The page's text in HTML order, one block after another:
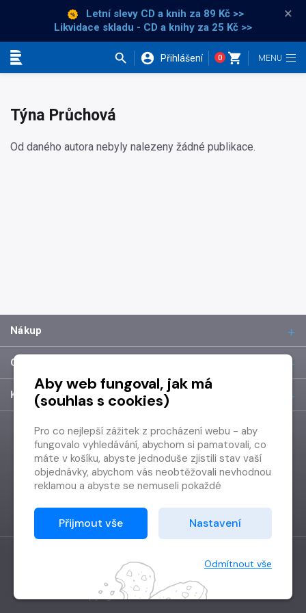
Letní slevy CD a knih za 89 Kč >>
Likvidace skladu - CD a knihy za 25 Kč >>
×
Přihlášení 0
Týna Průchová
Od daného autora nebyly nalezeny žádné publikace.
Nákup
O společnosti
Kontakt
Vytvořilo Grand IT s.r.o.
Copyright © 2026 Radioservis a.s.
Aby web fungoval, jak má
(souhlas s cookies)
Pro co nejlepší zážitek z procházení webu - aby
fungovalo vyhledávání, abychom si pamatovali, co
máte v košíku, abyste jednoduše zjistili stav vaší
objednávky, abychom vás neobtěžovali nevhodnou
reklamou a abyste se nemuseli pokaždé
Proto od vás potřebujeme souhlas se
zpracováním souborů cookies
Děkujeme, že nám ho dáte a pomůžete nám tak
Přijmout vše Nastavení
Odmítnout vše